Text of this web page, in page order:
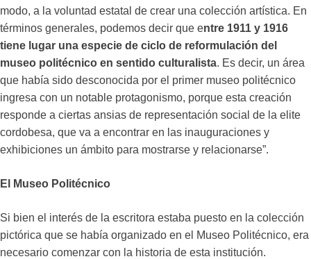
modo, a la voluntad estatal de crear una colección artística. En
términos generales, podemos decir que entre 1911 y 1916
tiene lugar una especie de ciclo de reformulación del
museo politécnico en sentido culturalista. Es decir, un área
que había sido desconocida por el primer museo politécnico
ingresa con un notable protagonismo, porque esta creación
responde a ciertas ansias de representación social de la elite
cordobesa, que va a encontrar en las inauguraciones y
exhibiciones un ámbito para mostrarse y relacionarse”.
El Museo Politécnico
Si bien el interés de la escritora estaba puesto en la colección
pictórica que se había organizado en el Museo Politécnico, era
necesario comenzar con la historia de esta institución.